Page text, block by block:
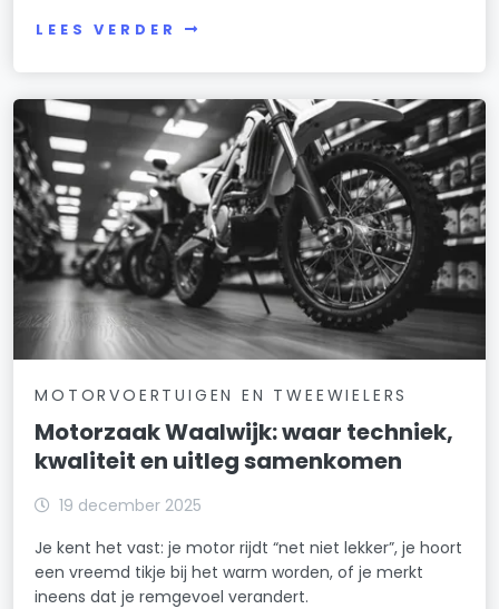
LEES VERDER
MOTORVOERTUIGEN EN TWEEWIELERS
Motorzaak Waalwijk: waar techniek,
kwaliteit en uitleg samenkomen
19 december 2025
Je kent het vast: je motor rijdt “net niet lekker”, je hoort
een vreemd tikje bij het warm worden, of je merkt
ineens dat je remgevoel verandert.